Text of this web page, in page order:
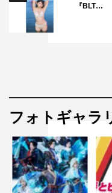
『BLT…
フォトギャラ